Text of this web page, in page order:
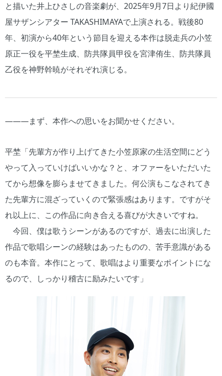
と描いた井上ひさしの音楽劇が、2025年9月7日より紀伊國
屋サザンシアター TAKASHIMAYAで上演される。戦後80
年、初演から40年という節目を迎える本作は脱走兵の小笠
原正一役を平埜生成、防共隊員甲役を宮津侑生、防共隊員
乙役を神野幹暁がそれぞれ演じる。
―――まず、本作への思いをお聞かせください。
平埜「先輩方が作り上げてきた小笠原家の生活空間にどう
やって入っていけばいいかな？と、オファーをいただいた
てから想像を膨らませてきました。何公演もこなされてき
た先輩方に混ざっていくので緊張感はあります。ですがそ
れ以上に、この作品に向き合える喜びが大きいですね。
今回、僕は歌うシーンがあるのですが、過去に出演した
作品で歌唱シーンの経験はあったものの、苦手意識がある
のも本音。本作にとって、歌唱はより重要なポイントにな
るので、しっかり稽古に励みたいです」